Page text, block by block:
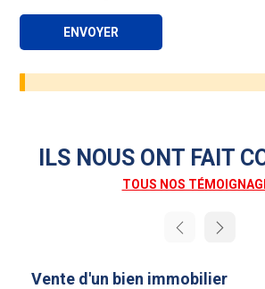
ILS NOUS ONT FAIT
TOUS NOS
Vente d'un bien immobilier
Next